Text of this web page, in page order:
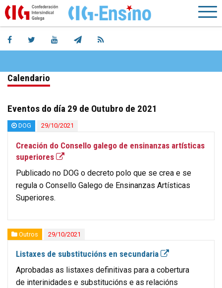
Calendario
Eventos do día 29 de Outubro de 2021
DOG 29/10/2021
Creación do Consello galego de ensinanzas artísticas
superiores
Publicado no DOG o decreto polo que se crea e se
regula o Consello Galego de Ensinanzas Artísticas
Superiores.
Outros 29/10/2021
Listaxes de substitucións en secundaria
Aprobadas as listaxes definitivas para a cobertura
de interinidades e substitucións e as relacións